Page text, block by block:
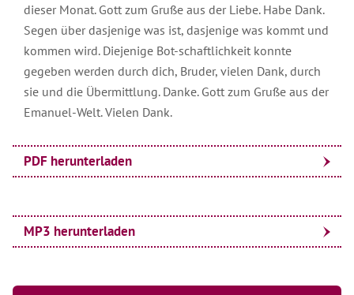
dieser Monat. Gott zum Gruße aus der Liebe. Habe Dank.
Segen über dasjenige was ist, dasjenige was kommt und
kommen wird. Diejenige Bot-schaftlichkeit konnte
gegeben werden durch dich, Bruder, vielen Dank, durch
sie und die Übermittlung. Danke. Gott zum Gruße aus der
Emanuel-Welt. Vielen Dank.
PDF herunterladen
MP3 herunterladen